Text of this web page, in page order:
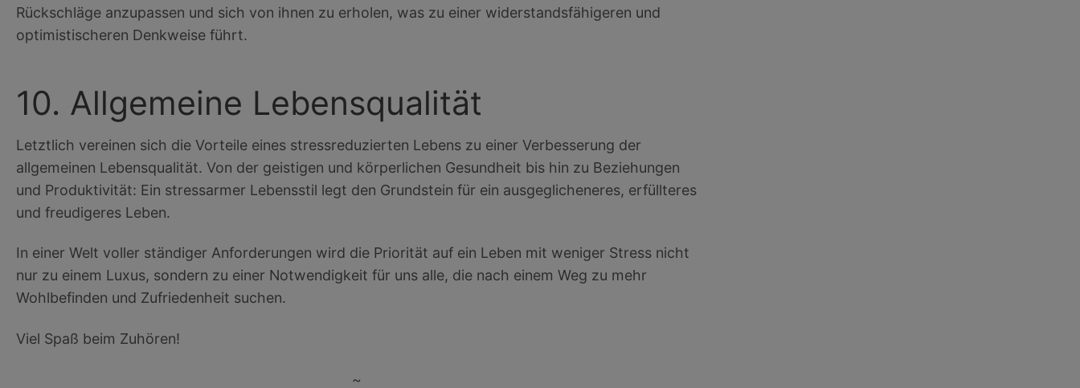
Rückschläge anzupassen und sich von ihnen zu erholen, was zu einer widerstandsfähigeren und
optimistischeren Denkweise führt.
10. Allgemeine Lebensqualität
Letztlich vereinen sich die Vorteile eines stressreduzierten Lebens zu einer Verbesserung der
allgemeinen Lebensqualität. Von der geistigen und körperlichen Gesundheit bis hin zu Beziehungen
und Produktivität: Ein stressarmer Lebensstil legt den Grundstein für ein ausgeglicheneres, erfüllteres
und freudigeres Leben.
In einer Welt voller ständiger Anforderungen wird die Priorität auf ein Leben mit weniger Stress nicht
nur zu einem Luxus, sondern zu einer Notwendigkeit für uns alle, die nach einem Weg zu mehr
Wohlbefinden und Zufriedenheit suchen.
Viel Spaß beim Zuhören!
~